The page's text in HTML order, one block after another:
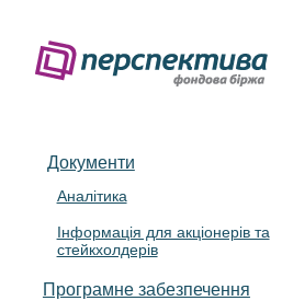
Документи
Аналітика
Інформація для акціонерів та
стейкхолдерів
Програмне забезпечення